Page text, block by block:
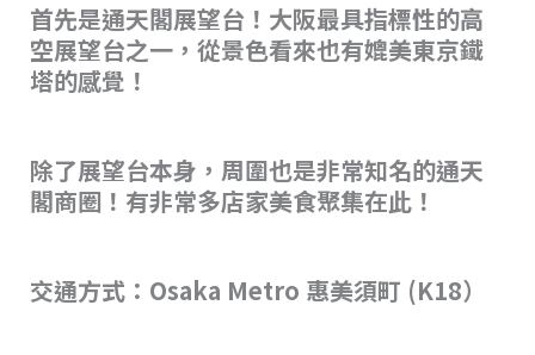
首先是通天閣展望台！大阪最具指標性的高
空展望台之一，從景色看來也有媲美東京鐵
塔的感覺！
除了展望台本身，周圍也是非常知名的通天
閣商圈！有非常多店家美食聚集在此！
交通方式：Osaka Metro 惠美須町 (K18）